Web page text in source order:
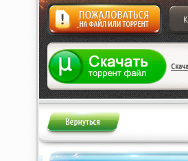
Жалоба